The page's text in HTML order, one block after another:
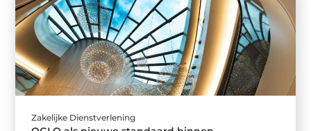
Zakelijke Dienstverlening